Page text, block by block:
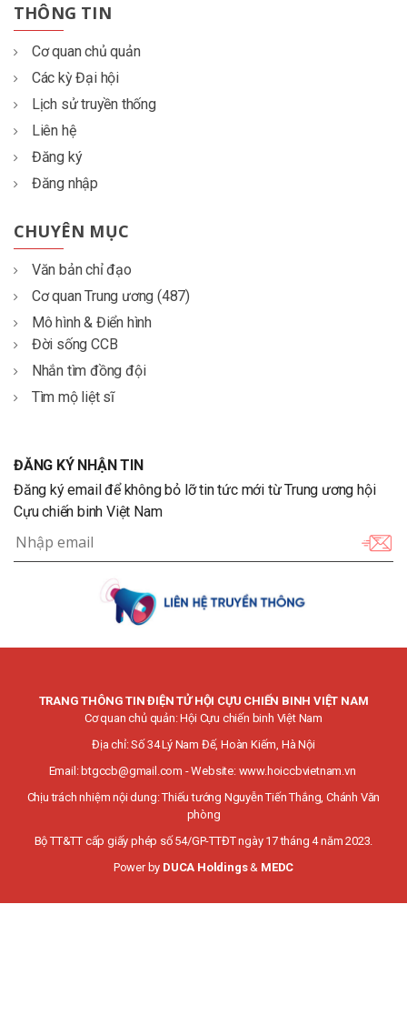
THÔNG TIN
Cơ quan chủ quản
Các kỳ Đại hội
Lịch sử truyền thống
Liên hệ
Đăng ký
Đăng nhập
CHUYÊN MỤC
Văn bản chỉ đạo
Cơ quan Trung ương (487)
Mô hình & Điển hình
Đời sống CCB
Nhắn tìm đồng đội
Tìm mộ liệt sĩ
ĐĂNG KÝ NHẬN TIN
Đăng ký email để không bỏ lỡ tin tức mới từ Trung ương hội
Cựu chiến binh Việt Nam
TRANG THÔNG TIN ĐIỆN TỬ HỘI CỰU CHIẾN BINH VIỆT NAM
Cơ quan chủ quản: Hội Cựu chiến binh Việt Nam
Địa chỉ: Số 34 Lý Nam Đế, Hoàn Kiếm, Hà Nội
Email: btgccb@gmail.com - Website: www.hoiccbvietnam.vn
Chịu trách nhiệm nội dung: Thiếu tướng Nguyễn Tiến Thắng, Chánh Văn
phòng
Bộ TT&TT cấp giấy phép số 54/GP-TTĐT ngày 17 tháng 4 năm 2023.
Power by DUCA Holdings& MEDC